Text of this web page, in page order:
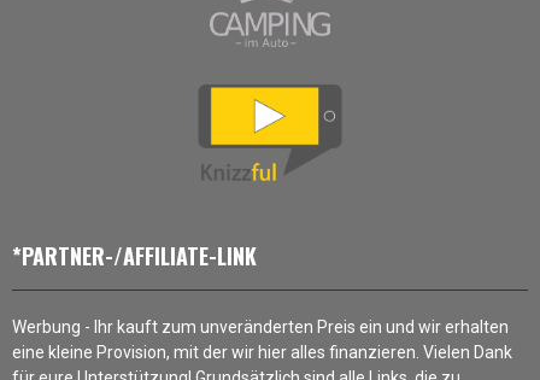
*PARTNER-/AFFILIATE-LINK
Werbung - Ihr kauft zum unveränderten Preis ein und wir erhalten
eine kleine Provision, mit der wir hier alles finanzieren. Vielen Dank